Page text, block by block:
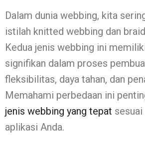
Dalam dunia webbing, kita
istilah knitted webbing dan
Kedua jenis webbing ini
signifikan dalam proses
fleksibilitas, daya tahan, dan
Memahami perbedaan ini
jenis webbing yang tepat sesuai
aplikasi Anda.